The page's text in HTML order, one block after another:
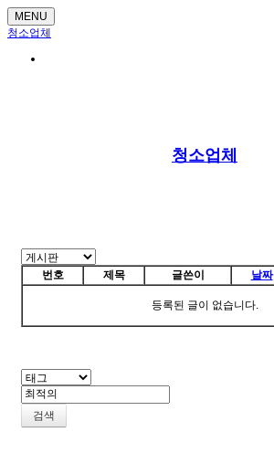
MENU
청소업체
청소업체
번호 제목 글쓴이 날짜
등록된 글이 없습니다.
검색